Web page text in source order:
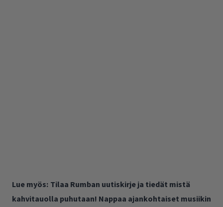
Lue myös: Tilaa Rumban uutiskirje ja tiedät mistä
kahvitauolla puhutaan! Nappaa ajankohtaiset musiikin